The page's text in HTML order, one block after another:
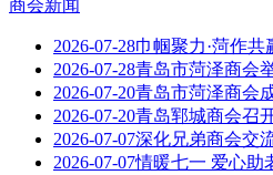
商会新闻
2026-07-28巾帼聚力·菏作
2026-07-28青岛市菏泽商会
2026-07-20青岛市菏泽商会
2026-07-20青岛郓城商会召
2026-07-07深化兄弟商会交
2026-07-07情暖七一 爱心助